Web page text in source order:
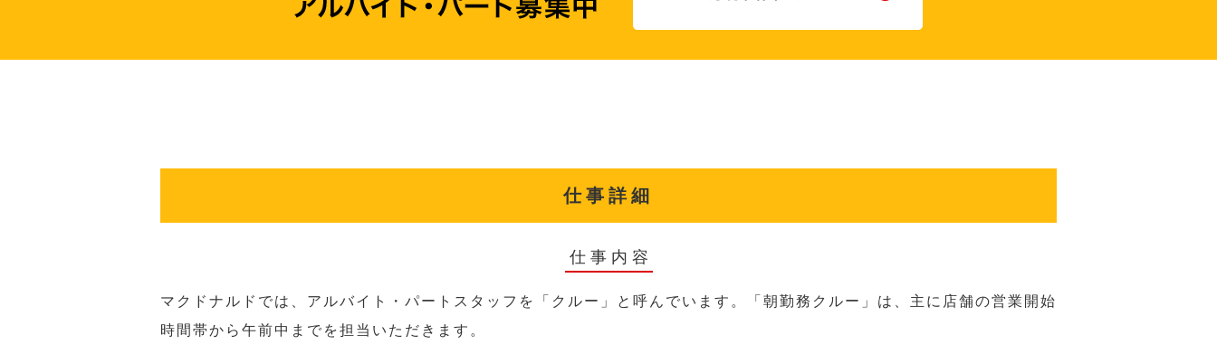
仕事詳細
仕事内容
マクドナルドでは、アルバイト・パートスタッフを「クルー」と呼んでいます。「朝勤務クルー」は、主に店舗の営業開始
時間帯から午前中までを担当いただきます。